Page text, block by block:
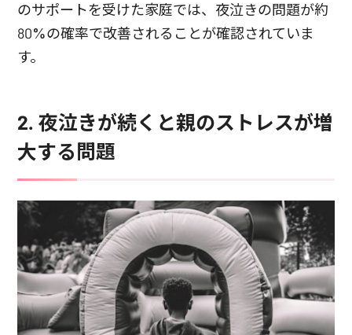
のサポートを受けた家庭では、夜泣きの問題が約
80%の確率で改善されることが確認されていま
す。
2. 夜泣きが続くと親のストレスが増
大する問題